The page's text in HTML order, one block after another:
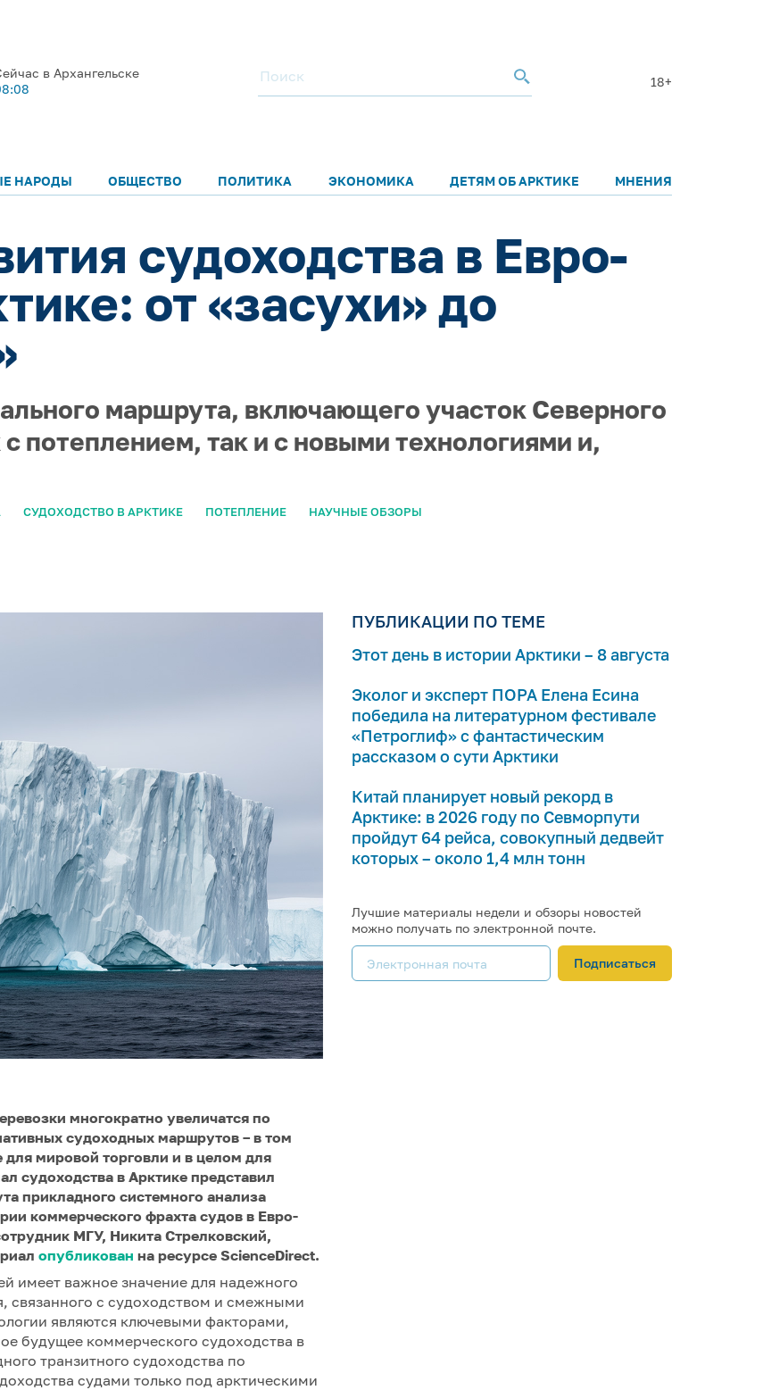
в Архангельске
18+
НАРОДЫ ОБЩЕСТВО ПОЛИТИКА ЭКОНОМИКА ДЕТЯМ ОБ АРКТИКЕ МНЕНИЯ
судоходства в Евро-
от «засухи» до
маршрута, включающего участок Северного
потеплением, так и с новыми технологиями и,
СУДОХОДСТВО В АРКТИКЕ ПОТЕПЛЕНИЕ НАУЧНЫЕ ОБЗОРЫ
многократно увеличатся по
судоходных маршрутов – в том
для мировой торговли и в целом для
судоходства в Арктике представил
прикладного системного анализа
коммерческого фрахта судов в Евро-
МГУ, Никита Стрелковский,
опубликован на ресурсе ScienceDirect.
имеет важное значение для надежного
связанного с судоходством и смежными
являются ключевыми факторами,
будущее коммерческого судоходства в
транзитного судоходства по
судами только под арктическими
ПУБЛИКАЦИИ ПО ТЕМЕ
Этот день в истории Арктики – 8 августа
Эколог и эксперт ПОРА Елена Есина
победила на литературном фестивале
«Петроглиф» с фантастическим
рассказом о сути Арктики
Китай планирует новый рекорд в
Арктике: в 2026 году по Севморпути
пройдут 64 рейса, совокупный дедвейт
которых – около 1,4 млн тонн
Лучшие материалы недели и обзоры новостей
можно получать по электронной почте.
Подписаться